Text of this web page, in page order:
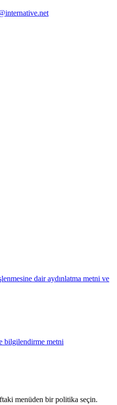
dair aydınlatma metni ve
bilgilendirme metni
menüden bir politika seçin.